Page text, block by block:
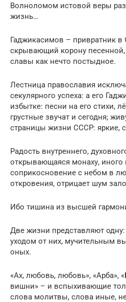
Волноломом истовой веры
жизнь…
Гаджикасимов – привратник в
скрывающий корону песенной,
славы как нечто постыдное.
Лестница православия
секулярного успеха: а его
избытке: песни на его стихи,
грустные звучат и сегодня;
страницы жизни СССР: яркие,
Радость внутреннего,
открывающаяся монаху, иного
соприкосновение с небом в
откровения, отрицает шум
Ибо тишина из высшей
Две жизни представляют
уходом от них, мучительным
оных.
«Ах, любовь, любовь», «Арба»,
вишни» – и вспыхивающие
слова молитвы, слова иные,